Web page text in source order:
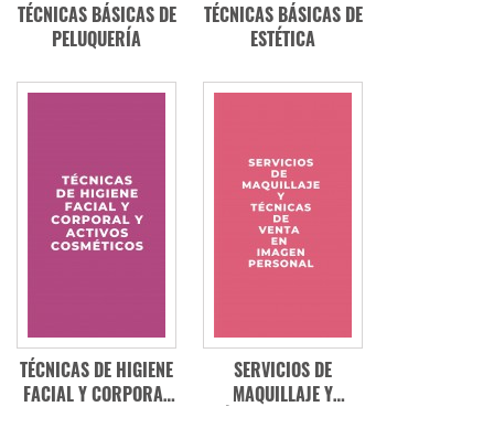
TÉCNICAS BÁSICAS DE
PELUQUERÍA
TÉCNICAS BÁSICAS DE
ESTÉTICA
TÉCNICAS DE HIGIENE
FACIAL Y CORPORAL
SERVICIOS DE
MAQUILLAJE Y